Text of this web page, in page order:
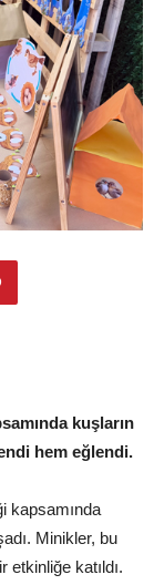
kuşların
hem eğlendi.
kapsamında
Minikler, bu
katıldı.